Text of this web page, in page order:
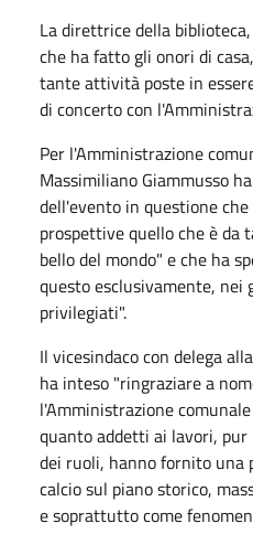
La direttrice della
che ha fatto gli onori di
tante attività poste in
di concerto con
Per l'Amministrazione
Massimiliano Giammusso
dell'evento in questione
prospettive quello che è da
bello del mondo" e che ha
questo esclusivamente,
privilegiati".
Il vicesindaco con delega
ha inteso "ringraziare a
l'Amministrazione
quanto addetti ai lavori,
dei ruoli, hanno fornito una
calcio sul piano storico,
e soprattutto come